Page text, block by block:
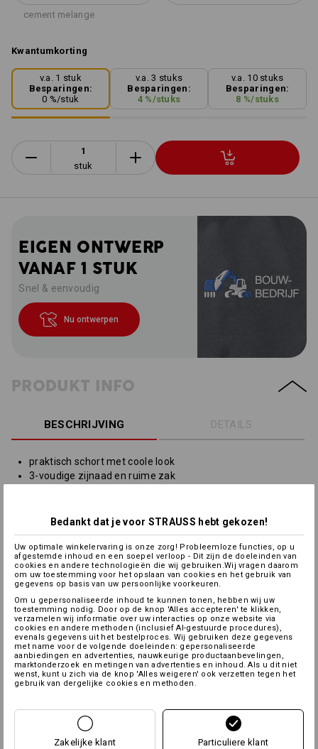
cement melange
Kwantumkorting
v.a. 1 stuk
Besparingen:
0 %/stuk
v.a. 3 stuks
Besparingen:
4%/stuks
v.a. 10 stuks
Besparingen:
8 %/stuks
stuk
Snel & eenvoudig
EIGEN ONTWERP
VANAF 1 STUK
Nu ontwerpen
PRODUKT INFO
BESCHRIJVING DETAILS
praktisch schort met coole look
3-voudige zijnaad en ruime zak
voor of achter vastknopen, band met riemlussen
zijdelingse lus voor handdoeken en dergelijke
Lengte (zonder klep): 82 cm
Materiaal:
Bovenmateriaal 65% Polyester / 35% Katoen
Wasvoorschrift:
Personalisatie:
Bedankt dat je voor STRAUSS hebt gekozen!
Uw optimale winkelervaring is onze zorg! Probleemloze functies, op u
afgestemde inhoud en een soepel verloop - Dit zijn de doeleinden van
cookies en andere technologieën die wij gebruiken.Wij vragen daarom
om uw toestemming voor het opslaan van cookies en het gebruik van
gegevens op basis van uw persoonlijke voorkeuren.
Om u gepersonaliseerde inhoud te kunnen tonen, hebben wij uw
toestemming nodig. Door op de knop 'Alles accepteren' te klikken,
verzamelen wij informatie over uw interacties op onze website via
cookies en andere methoden (inclusief AI-gestuurde procedures),
evenals gegevens uit het bestelproces. Wij gebruiken deze gegevens
met name voor de volgende doeleinden: gepersonaliseerde
aanbiedingen en advertenties, nauwkeurige productaanbevelingen,
marktonderzoek en metingen van advertenties en inhoud. Als u dit niet
wenst, kunt u zich via de knop 'Alles weigeren' ook verzetten tegen het
gebruik van dergelijke cookies en methoden.
Zakelijke klant Particuliere klant